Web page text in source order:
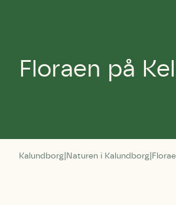
Floraen på
Kalundborg Naturen i Kalundborg